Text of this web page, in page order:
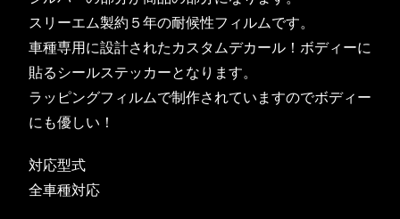
スリーエム製約５年の耐候性フィルムです。
車種専用に設計されたカスタムデカール！ボディーに
貼るシールステッカーとなります。
ラッピングフィルムで制作されていますのでボディー
にも優しい！
対応型式
全車種対応